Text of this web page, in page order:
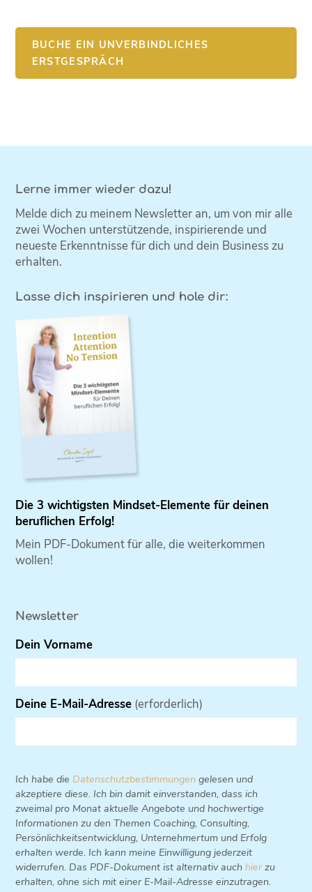
BUCHE EIN UNVERBINDLICHES
ERSTGESPRÄCH
Lerne immer wieder dazu!
Melde dich zu meinem Newsletter an, um von mir alle
zwei Wochen unterstützende, inspirierende und
neueste Erkenntnisse für dich und dein Business zu
erhalten.
Lasse dich inspirieren und hole dir:
Die 3 wichtigsten Mindset-Elemente für deinen
beruflichen Erfolg!
Mein PDF-Dokument für alle, die weiterkommen
wollen!
Newsletter
Dein Vorname
Deine E-Mail-Adresse (erforderlich)
Ich habe die Datenschutzbestimmungen gelesen und
akzeptiere diese. Ich bin damit einverstanden, dass ich
zweimal pro Monat aktuelle Angebote und hochwertige
Informationen zu den Themen Coaching, Consulting,
Persönlichkeitsentwicklung, Unternehmertum und Erfolg
erhalten werde. Ich kann meine Einwilligung jederzeit
widerrufen. Das PDF-Dokument ist alternativ auch hierzu
erhalten, ohne sich mit einer E-Mail-Adresse einzutragen.